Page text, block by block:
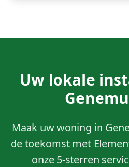
Uw lokale
Maak uw woning in
de toekomst met
onze 5-sterren